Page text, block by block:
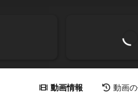
動画情報 動画